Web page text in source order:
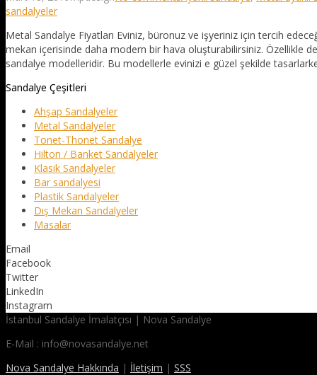
sandalyeler
Metal Sandalye Fiyatları Eviniz, büronuz ve işyeriniz için tercih
mekan içerisinde daha modern bir hava oluşturabilirsiniz. Özellikle
sandalye modelleridir. Bu modellerle evinizi e güzel şekilde
Sandalye Çeşitleri
Ahşap Sandalyeler
Metal Sandalyeler
Tonet-Thonet Sandalye
Hilton / Banket Sandalyeler
Klasik Sandalyeler
Bar sandalyesi
Plastik Sandalyeler
Dış Mekan Sandalyeler
Masalar
Email
Facebook
Twitter
LinkedIn
Instagram
İstanbul Sandalye İmalatçısı | Nova Sandalye
E-Mail : info@novasandalye.net
Nova Sandalye Hakkında | İletişim | SSS